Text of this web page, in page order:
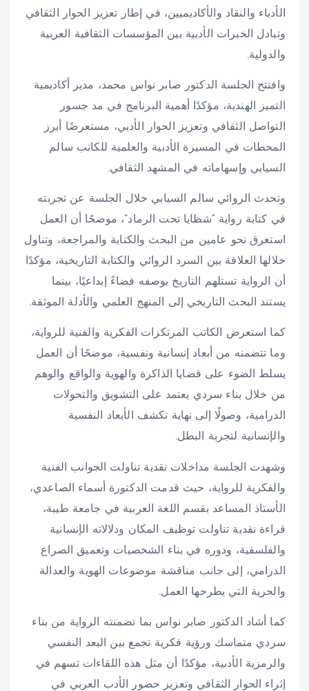
الأدباء والنقاد والأكاديميين، في إطار تعزيز الحوار الثقافي
وتبادل الخبرات الأدبية بين المؤسسات الثقافية العربية
والدولية.
وافتتح الجلسة الدكتور صابر نواس محمد، مدير أكاديمية
التميز الهندية، مؤكدًا أهمية البرنامج في مد جسور
التواصل الثقافي وتعزيز الحوار الأدبي، مستعرضًا أبرز
المحطات في المسيرة الأدبية والعلمية للكاتب سالم
السيابي وإسهاماته في المشهد الثقافي.
وتحدث الروائي سالم السيابي خلال الجلسة عن تجربته
في كتابة رواية “شظايا تحت الرماد”، موضحًا أن العمل
استغرق نحو عامين من البحث والكتابة والمراجعة، وتناول
خلالها العلاقة بين السرد الروائي والكتابة التاريخية، مؤكدًا
أن الرواية تستلهم التاريخ بوصفه فضاءً إبداعيًا، بينما
يستند البحث التاريخي إلى المنهج العلمي والأدلة الموثقة.
كما استعرض الكاتب المرتكزات الفكرية والفنية للرواية،
وما تتضمنه من أبعاد إنسانية ونفسية، موضحًا أن العمل
يسلط الضوء على قضايا الذاكرة والهوية والواقع والوهم
من خلال بناء سردي يعتمد على التشويق والتحولات
الدرامية، وصولًا إلى نهاية تكشف الأبعاد النفسية
والإنسانية لتجربة البطل.
وشهدت الجلسة مداخلات نقدية تناولت الجوانب الفنية
والفكرية للرواية، حيث قدمت الدكتورة أسماء الصاعدي،
الأستاذ المساعد بقسم اللغة العربية في جامعة طيبة،
قراءة نقدية تناولت توظيف المكان ودلالاته الإنسانية
والفلسفية، ودوره في بناء الشخصيات وتعميق الصراع
الدرامي، إلى جانب مناقشة موضوعات الهوية والعدالة
والحرية التي يطرحها العمل.
كما أشاد الدكتور صابر نواس بما تضمنته الرواية من بناء
سردي متماسك ورؤية فكرية تجمع بين البعد النفسي
والرمزية الأدبية، مؤكدًا أن مثل هذه اللقاءات تسهم في
إثراء الحوار الثقافي وتعزيز حضور الأدب العربي في